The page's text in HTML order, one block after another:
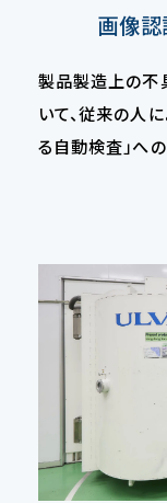
画像
製品製造上の不
いて、従来の人
る自動検査」へ